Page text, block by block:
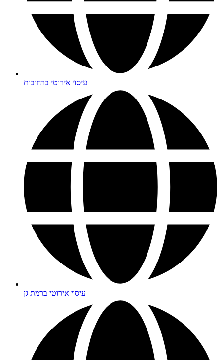
עיסוי אירוטי ברחובות
עיסוי אירוטי ברמת גן